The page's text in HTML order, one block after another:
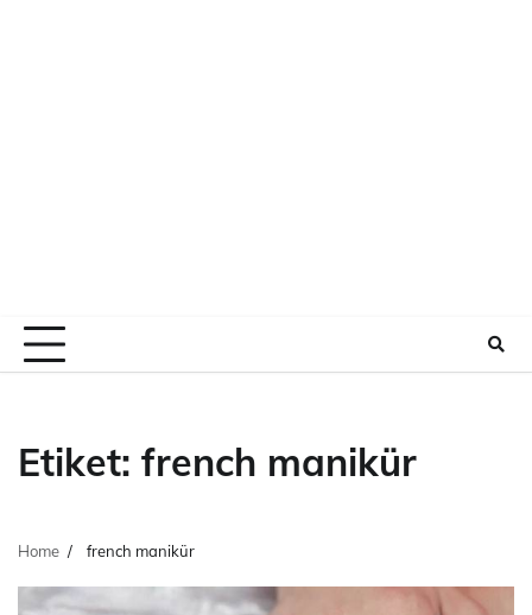
Etiket: french manikür
Home french manikür